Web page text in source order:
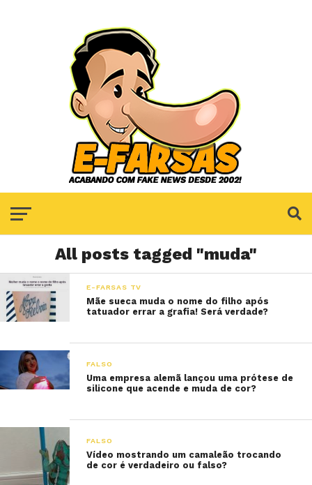
All posts tagged "muda"
E-FARSAS TV
Mãe sueca muda o nome do filho após
tatuador errar a grafia! Será verdade?
FALSO
Uma empresa alemã lançou uma prótese de
silicone que acende e muda de cor?
FALSO
Vídeo mostrando um camaleão trocando
de cor é verdadeiro ou falso?